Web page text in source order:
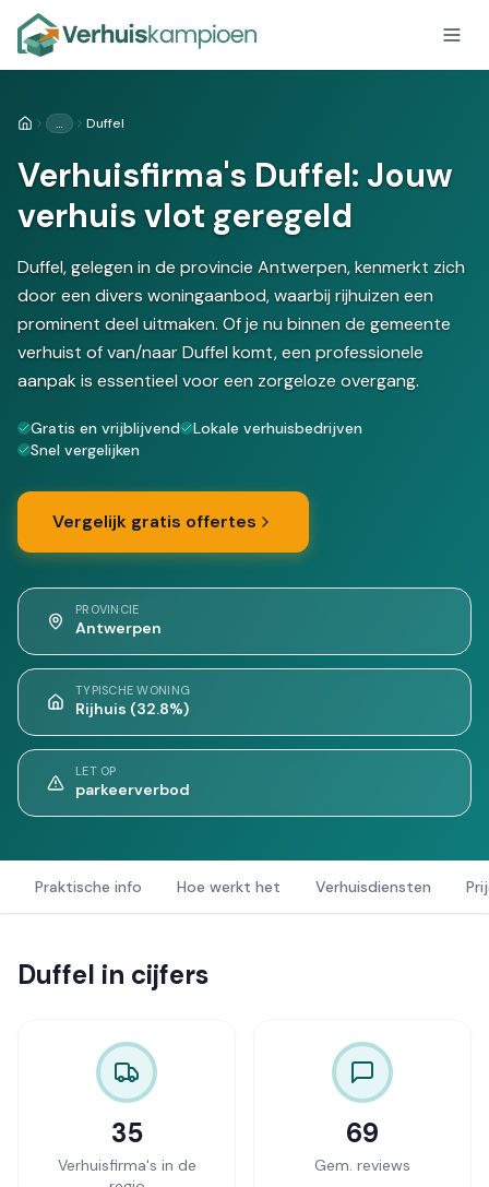
Home… Duffel
Verhuisfirma's Duffel: Jouw
verhuis vlot geregeld
Duffel, gelegen in de provincie Antwerpen, kenmerkt zich
door een divers woningaanbod, waarbij rijhuizen een
prominent deel uitmaken. Of je nu binnen de gemeente
verhuist of van/naar Duffel komt, een professionele
aanpak is essentieel voor een zorgeloze overgang.
Gratis en vrijblijvend
Lokale verhuisbedrijven
Snel vergelijken
Vergelijk gratis offertes
PROVINCIE
Antwerpen
TYPISCHE WONING
Rijhuis (32.8%)
LET OP
parkeerverbod
Praktische info Hoe werkt het Verhuisdiensten
Duffel in cijfers
35
Verhuisfirma's in de
69
Gem. reviews